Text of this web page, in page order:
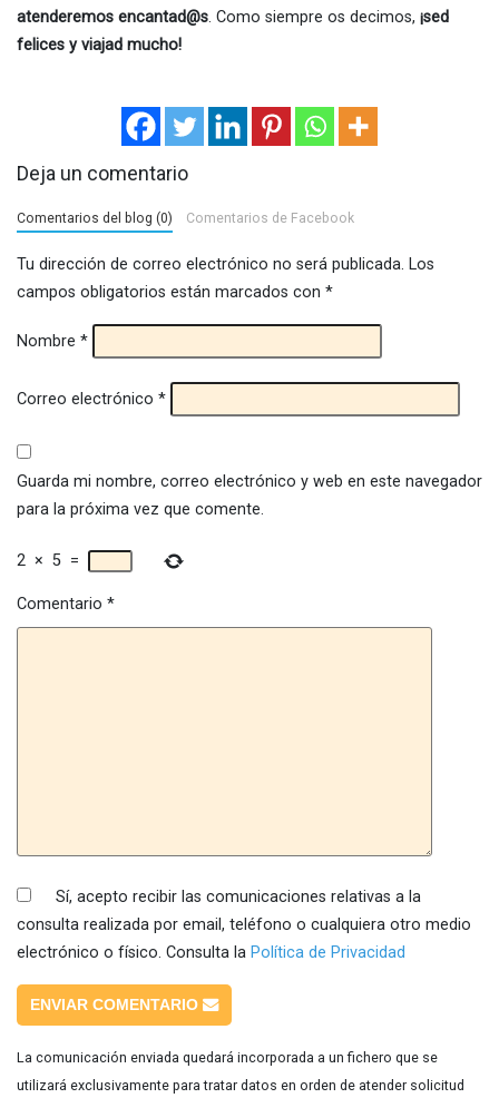
atenderemos encantad@s. Como siempre os decimos, ¡sed
felices y viajad mucho!
Deja un comentario
Comentarios del blog (0) Comentarios de Facebook
Tu dirección de correo electrónico no será publicada. Los
campos obligatorios están marcados con *
Nombre *
Correo electrónico *
Guarda mi nombre, correo electrónico y web en este navegador
para la próxima vez que comente.
2 × 5 =
Comentario *
Sí, acepto recibir las comunicaciones relativas a la
consulta realizada por email, teléfono o cualquiera otro medio
electrónico o físico. Consulta la Política de Privacidad
ENVIAR COMENTARIO
La comunicación enviada quedará incorporada a un fichero que se
utilizará exclusivamente para tratar datos en orden de atender solicitud